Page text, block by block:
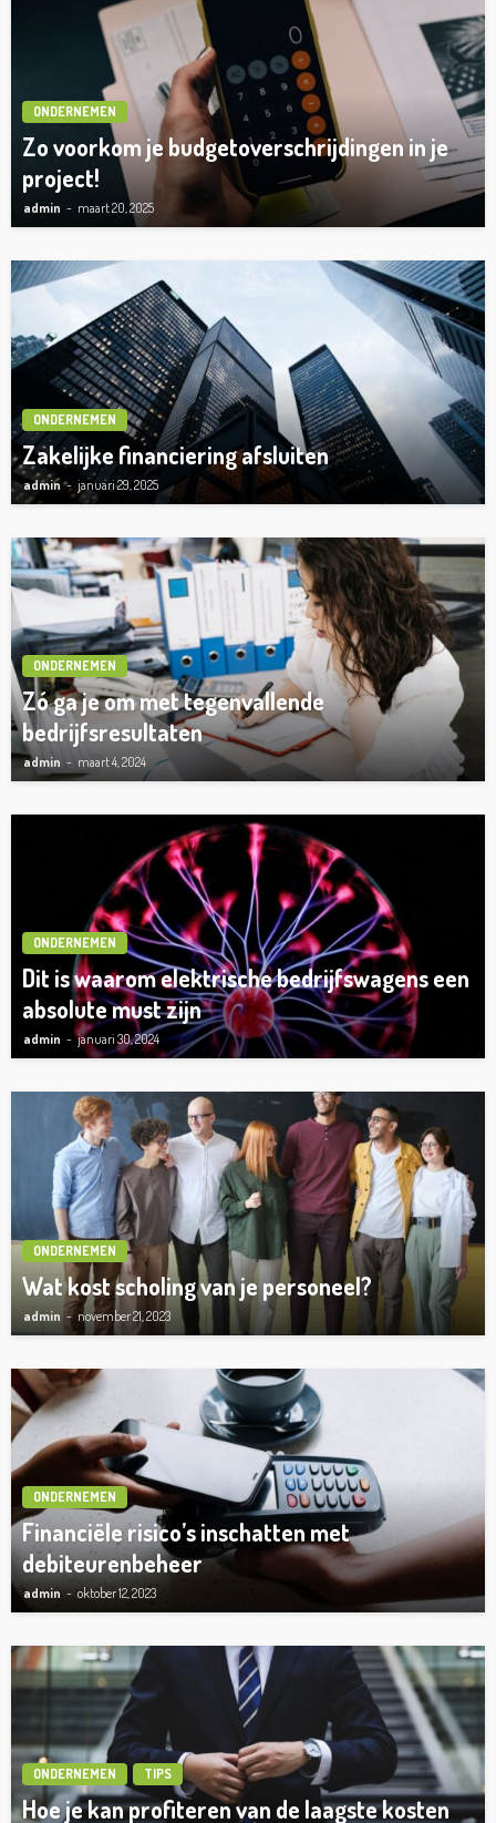
ONDERNEMEN
Zo voorkom je budgetoverschrijdingen in je
project!
admin maart 20, 2025
ONDERNEMEN
Zakelijke financiering afsluiten
admin januari 29, 2025
ONDERNEMEN
Zó ga je om met tegenvallende
bedrijfsresultaten
admin maart 4, 2024
ONDERNEMEN
Dit is waarom elektrische bedrijfswagens een
absolute must zijn
admin januari 30, 2024
ONDERNEMEN
Wat kost scholing van je personeel?
admin november 21, 2023
ONDERNEMEN
Financiële risico’s inschatten met
debiteurenbeheer
admin oktober 12, 2023
ONDERNEMEN TIPS
Hoe je kan profiteren van de laagste kosten